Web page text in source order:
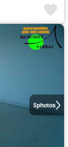
5photos